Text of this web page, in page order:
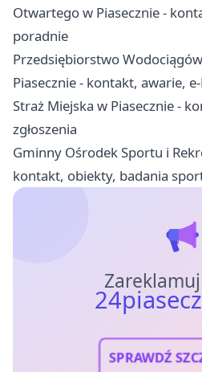
Otwartego w Piasecznie -
poradnie
Przedsiębiorstwo
Piasecznie - kontakt, awarie,
Straż Miejska w Piasecznie -
zgłoszenia
Gminny Ośrodek Sportu i
kontakt, obiekty, badania
SPRAWDŹ